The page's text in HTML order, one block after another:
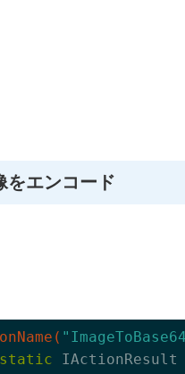
をエンコード
static IActionResult